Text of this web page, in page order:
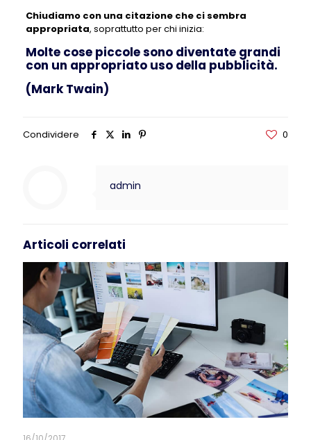
Chiudiamo con una citazione che ci sembra
appropriata, soprattutto per chi inizia:
Molte cose piccole sono diventate grandi
con un appropriato uso della pubblicità.
(Mark Twain)
Condividere 0
admin
Articoli correlati